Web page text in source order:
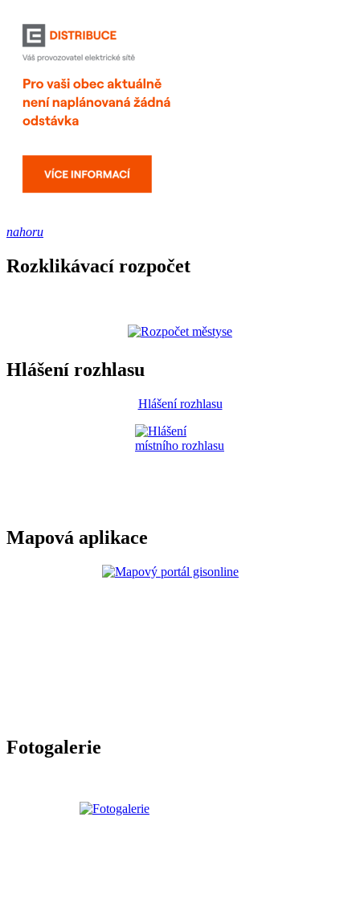
nahoru
Rozklikávací rozpočet
Hlášení rozhlasu
Hlášení rozhlasu
Mapová aplikace
Fotogalerie